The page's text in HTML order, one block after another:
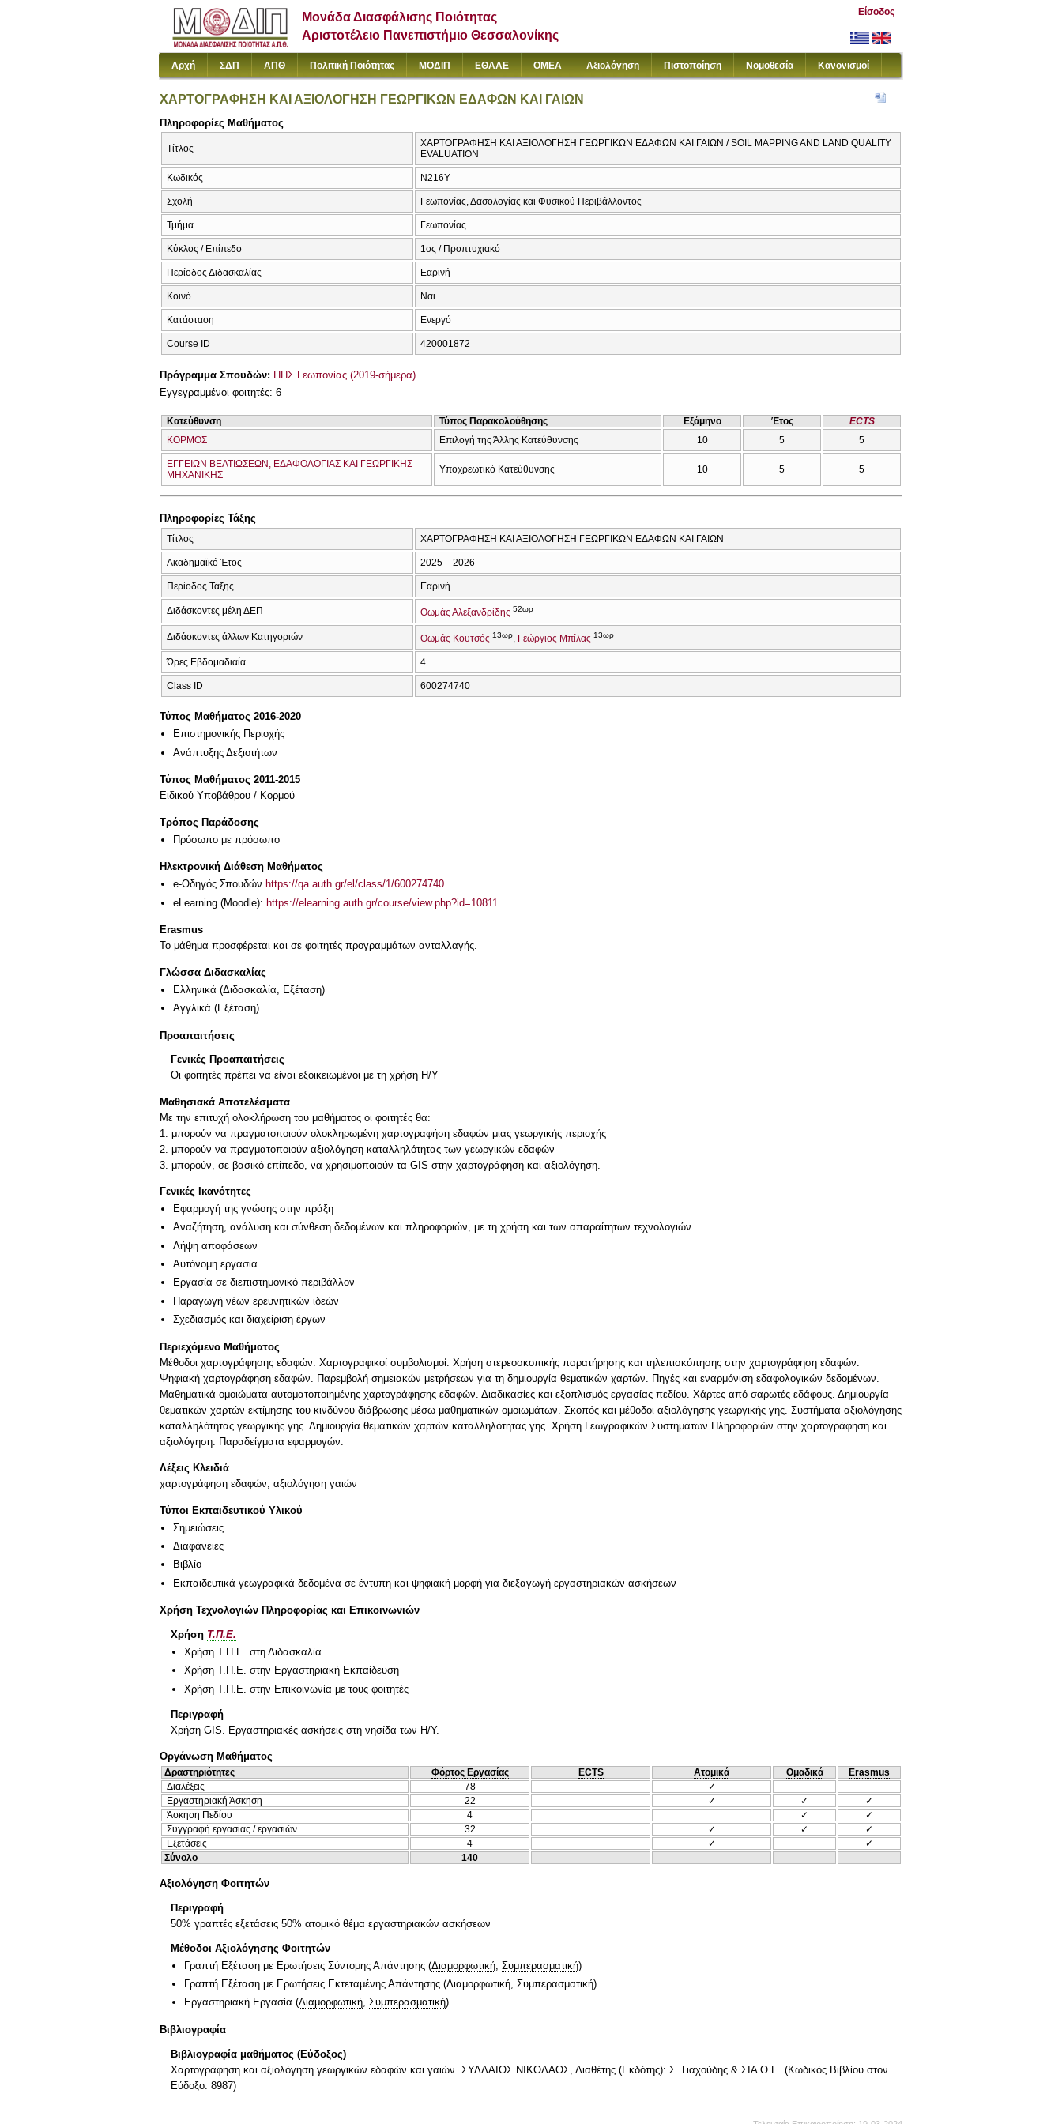
Μονάδα Διασφάλισης Ποιότητας
Αριστοτέλειο Πανεπιστήμιο Θεσσαλονίκης
Είσοδος
Αρχή ΣΔΠ ΑΠΘ Πολιτική Ποιότητας ΜΟΔΙΠ ΕΘΑΑΕ ΟΜΕΑ Αξιολόγηση Πιστοποίηση Νομοθεσία Κανονισμοί
ΧΑΡΤΟΓΡΑΦΗΣΗ ΚΑΙ ΑΞΙΟΛΟΓΗΣΗ ΓΕΩΡΓΙΚΩΝ ΕΔΑΦΩΝ ΚΑΙ ΓΑΙΩΝ
Πληροφορίες Μαθήματος
Τίτλος
ΧΑΡΤΟΓΡΑΦΗΣΗ ΚΑΙ ΑΞΙΟΛΟΓΗΣΗ ΓΕΩΡΓΙΚΩΝ ΕΔΑΦΩΝ ΚΑΙ ΓΑΙΩΝ / SOIL MAPPING AND LAND QUALITY
EVALUATION
Κωδικός Ν216Υ
Σχολή Γεωπονίας, Δασολογίας και Φυσικού Περιβάλλοντος
Τμήμα Γεωπονίας
Κύκλος / Επίπεδο 1ος / Προπτυχιακό
Περίοδος Διδασκαλίας Εαρινή
Κοινό Ναι
Κατάσταση Ενεργό
Course ID 420001872
Πρόγραμμα Σπουδών: ΠΠΣ Γεωπονίας (2019-σήμερα)
Εγγεγραμμένοι φοιτητές: 6
Κατεύθυνση Τύπος Παρακολούθησης Εξάμηνο Έτος
ECTS
ΚΟΡΜΟΣ
Επιλογή της Άλλης Κατεύθυνσης 10 5 5
ΕΓΓΕΙΩΝ ΒΕΛΤΙΩΣΕΩΝ, ΕΔΑΦΟΛΟΓΙΑΣ ΚΑΙ ΓΕΩΡΓΙΚΗΣ
ΜΗΧΑΝΙΚΗΣ
Υποχρεωτικό Κατεύθυνσης 10 5 5
Πληροφορίες Τάξης
Τίτλος ΧΑΡΤΟΓΡΑΦΗΣΗ ΚΑΙ ΑΞΙΟΛΟΓΗΣΗ ΓΕΩΡΓΙΚΩΝ ΕΔΑΦΩΝ ΚΑΙ ΓΑΙΩΝ
Ακαδημαϊκό Έτος 2025 – 2026
Περίοδος Τάξης Εαρινή
Διδάσκοντες μέλη ΔΕΠ Θωμάς Αλεξανδρίδης 52ωρ
Διδάσκοντες άλλων Κατηγοριών Θωμάς Κουτσός 13ωρ Γεώργιος Μπίλας 13ωρ
Ώρες Εβδομαδιαία 4
Class ID 600274740
Τύπος Μαθήματος 2016-2020
Επιστημονικής Περιοχής
Ανάπτυξης Δεξιοτήτων
Τύπος Μαθήματος 2011-2015
Ειδικού Υποβάθρου / Κορμού
Τρόπος Παράδοσης
Πρόσωπο με πρόσωπο
Ηλεκτρονική Διάθεση Μαθήματος
e-Οδηγός Σπουδών https://qa.auth.gr/el/class/1/600274740
eLearning (Moodle): https://elearning.auth.gr/course/view.php?id=10811
Erasmus
Το μάθημα προσφέρεται και σε φοιτητές προγραμμάτων ανταλλαγής.
Γλώσσα Διδασκαλίας
Ελληνικά (Διδασκαλία, Εξέταση)
Αγγλικά (Εξέταση)
Προαπαιτήσεις
Γενικές Προαπαιτήσεις
Οι φοιτητές πρέπει να είναι εξοικειωμένοι με τη χρήση Η/Υ
Μαθησιακά Αποτελέσματα
Με την επιτυχή ολοκλήρωση του μαθήματος οι φοιτητές θα:
1. μπορούν να πραγματοποιούν ολοκληρωμένη χαρτογραφήση εδαφών μιας γεωργικής περιοχής
2. μπορούν να πραγματοποιούν αξιολόγηση καταλληλότητας των γεωργικών εδαφών
Γενικές Ικανότητες
Εφαρμογή της γνώσης στην πράξη
Αναζήτηση, ανάλυση και σύνθεση δεδομένων και πληροφοριών, με τη χρήση και των απαραίτητων τεχνολογιών
Λήψη αποφάσεων
Αυτόνομη εργασία
Εργασία σε διεπιστημονικό περιβάλλον
Παραγωγή νέων ερευνητικών ιδεών
Σχεδιασμός και διαχείριση έργων
Περιεχόμενο Μαθήματος
Μέθοδοι χαρτογράφησης εδαφών. Χαρτογραφικοί συμβολισμοί. Χρήση στερεοσκοπικής παρατήρησης και τηλεπισκόπησης στην χαρτογράφηση εδαφών.
Ψηφιακή χαρτογράφηση εδαφών. Παρεμβολή σημειακών μετρήσεων για τη δημιουργία θεματικών χαρτών. Πηγές και εναρμόνιση εδαφολογικών δεδομένων.
Μαθηματικά ομοιώματα αυτοματοποιημένης χαρτογράφησης εδαφών. Διαδικασίες και εξοπλισμός εργασίας πεδίου. Χάρτες από σαρωτές εδάφους. Δημιουργία
θεματικών χαρτών εκτίμησης του κινδύνου διάβρωσης μέσω μαθηματικών ομοιωμάτων. Σκοπός και μέθοδοι αξιολόγησης γεωργικής γης. Συστήματα αξιολόγησης
καταλληλότητας γεωργικής γης. Δημιουργία θεματικών χαρτών καταλληλότητας γης. Χρήση Γεωγραφικών Συστημάτων Πληροφοριών στην χαρτογράφηση και
αξιολόγηση. Παραδείγματα εφαρμογών.
Λέξεις Κλειδιά
χαρτογράφηση εδαφών, αξιολόγηση γαιών
Τύποι Εκπαιδευτικού Υλικού
Σημειώσεις
Διαφάνειες
Βιβλίο
Εκπαιδευτικά γεωγραφικά δεδομένα σε έντυπη και ψηφιακή μορφή για διεξαγωγή εργαστηριακών ασκήσεων
Χρήση Τεχνολογιών Πληροφορίας και Επικοινωνιών
Χρήση Τ.Π.Ε.
Χρήση Τ.Π.Ε. στη Διδασκαλία
Χρήση Τ.Π.Ε. στην Εργαστηριακή Εκπαίδευση
Χρήση Τ.Π.Ε. στην Επικοινωνία με τους φοιτητές
Περιγραφή
Χρήση GIS. Εργαστηριακές ασκήσεις στη νησίδα των Η/Υ.
Οργάνωση Μαθήματος
Δραστηριότητες Φόρτος Εργασίας ECTS Ατομικά Ομαδικά
Erasmus
Διαλέξεις
78
✓
Εργαστηριακή Άσκηση
22 ✓ ✓
✓
Άσκηση Πεδίου
4 ✓
✓
Συγγραφή εργασίας / εργασιών
32 ✓ ✓
✓
Εξετάσεις
4 ✓
✓
Σύνολο
140
Αξιολόγηση Φοιτητών
Περιγραφή
50% γραπτές εξετάσεις 50% ατομικό θέμα εργαστηριακών ασκήσεων
Μέθοδοι Αξιολόγησης Φοιτητών
Γραπτή Εξέταση με Ερωτήσεις Σύντομης Απάντησης (Διαμορφωτική Συμπερασματική)
Γραπτή Εξέταση με Ερωτήσεις Εκτεταμένης Απάντησης (Διαμορφωτική, Συμπερασματική)
Εργαστηριακή Εργασία (Διαμορφωτική, Συμπερασματική)
Βιβλιογραφία
Βιβλιογραφία μαθήματος (Εύδοξος)
Xαρτογράφηση και αξιολόγηση γεωργικών εδαφών και γαιών. ΣΥΛΛΑΙΟΣ ΝΙΚΟΛΑΟΣ, Διαθέτης (Εκδότης): Σ. Γιαχούδης & ΣIA O.E. (Κωδικός Βιβλίου στον
Εύδοξο: 8987)